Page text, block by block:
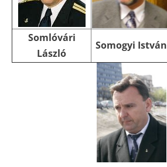
Somlóvári
László
Somogyi István